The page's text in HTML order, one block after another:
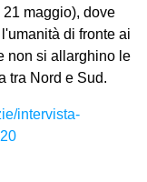
maggio), dove
di fronte ai
non si allarghino le
tra Nord e Sud.
intervista-